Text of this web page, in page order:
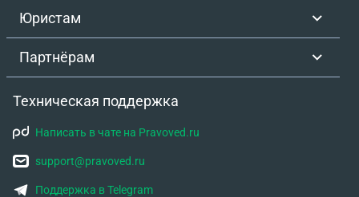
Юристам
Партнёрам
Техническая поддержка
Написать в чате на Pravoved.ru
support@pravoved.ru
Поддержка в Telegram